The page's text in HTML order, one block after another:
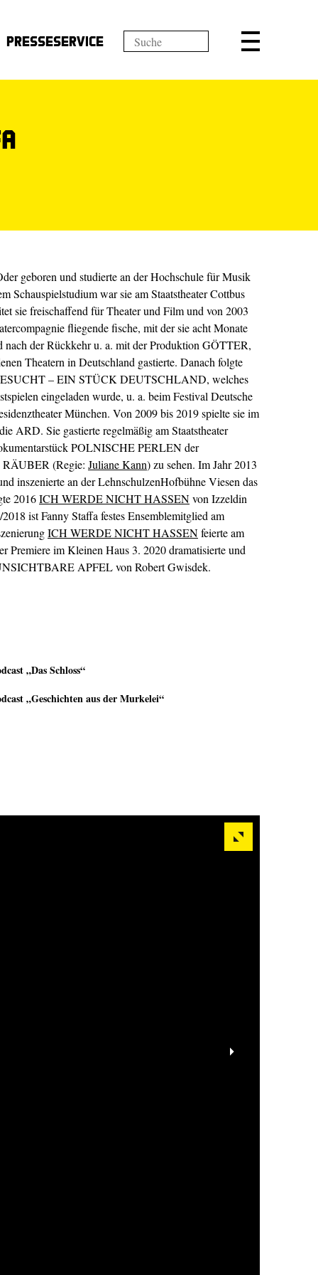
Presseservice
geboren und studierte an der Hochschule für Musik
Schauspielstudium war sie am Staatstheater Cottbus
sie freischaffend für Theater und Film und von 2003
fliegende fische, mit der sie acht Monate
nach der Rückkehr u. a. mit der Produktion GÖTTER,
Theatern in Deutschland gastierte. Danach folgte
– EIN STÜCK DEUTSCHLAND, welches
eingeladen wurde, u. a. beim Festival Deutsche
München. Von 2009 bis 2019 spielte sie im
ARD. Sie gastierte regelmäßig am Staatstheater
POLNISCHE PERLEN der
(Regie: Juliane Kann) zu sehen. Im Jahr 2013
inszenierte an der LehnschulzenHofbühne Viesen das
2016ICH WERDE NICHT HASSENvon Izzeldin
ist Fanny Staffa festes Ensemblemitglied am
ICH WERDE NICHT HASSENfeierte am
Premiere im Kleinen Haus 3. 2020 dramatisierte und
APFEL von Robert Gwisdek.
„Das Schloss“
„Geschichten aus der Murkelei“